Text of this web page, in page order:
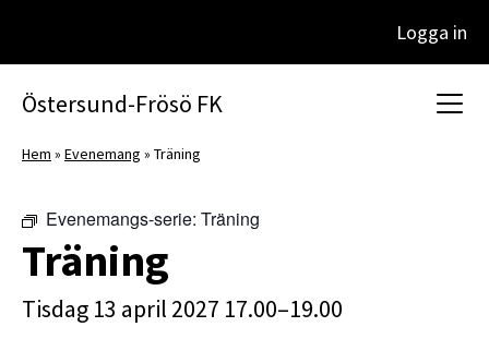
Huvudnavigering
Logga in
Östersund-Frösö FK
Hem » Evenemang » Träning
Evenemangs-serie: Träning
Träning
tisdag 13 april 2027 17.00–19.00